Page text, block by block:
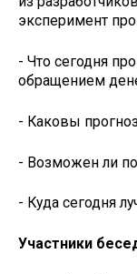
эксперимент
- Что сегодня
обращением
- Каковы
- Возможен ли
- Куда сегодня
Участники